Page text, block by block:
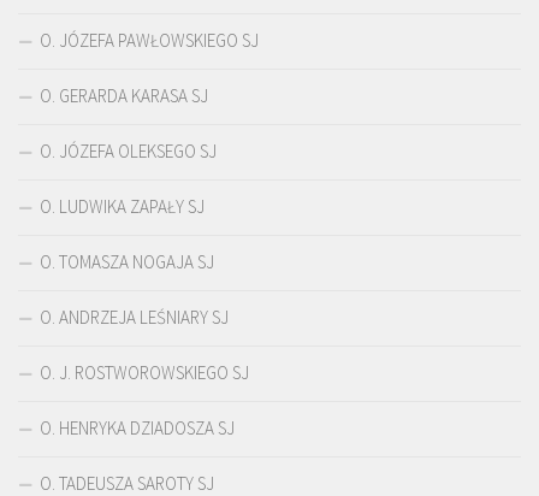
O. JÓZEFA PAWŁOWSKIEGO SJ
O. GERARDA KARASA SJ
O. JÓZEFA OLEKSEGO SJ
O. LUDWIKA ZAPAŁY SJ
O. TOMASZA NOGAJA SJ
O. ANDRZEJA LEŚNIARY SJ
O. J. ROSTWOROWSKIEGO SJ
O. HENRYKA DZIADOSZA SJ
O. TADEUSZA SAROTY SJ